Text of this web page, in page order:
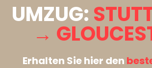
UMZUG:
→
Erhalten Sie hier den